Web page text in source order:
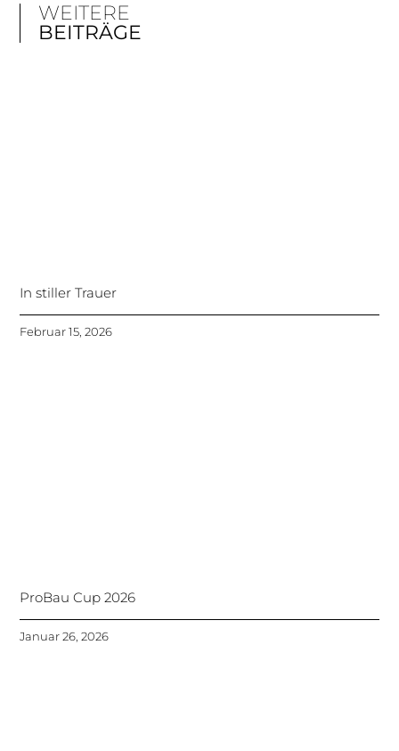
WEITERE
BEITRÄGE
In stiller Trauer
Februar 15, 2026
ProBau Cup 2026
Januar 26, 2026